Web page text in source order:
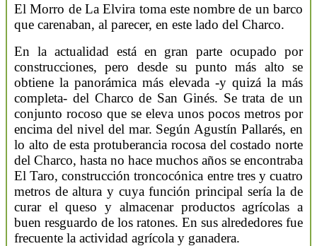
El Morro de La Elvira toma este nombre de un barco
que carenaban, al parecer, en este lado del Charco.
En la actualidad está en gran parte ocupado por
construcciones, pero desde su punto más alto se
obtiene la panorámica más elevada -y quizá la más
completa- del Charco de San Ginés. Se trata de un
conjunto rocoso que se eleva unos pocos metros por
encima del nivel del mar. Según Agustín Pallarés, en
lo alto de esta protuberancia rocosa del costado norte
del Charco, hasta no hace muchos años se encontraba
El Taro, construcción troncocónica entre tres y cuatro
metros de altura y cuya función principal sería la de
curar el queso y almacenar productos agrícolas a
buen resguardo de los ratones. En sus alrededores fue
frecuente la actividad agrícola y ganadera.